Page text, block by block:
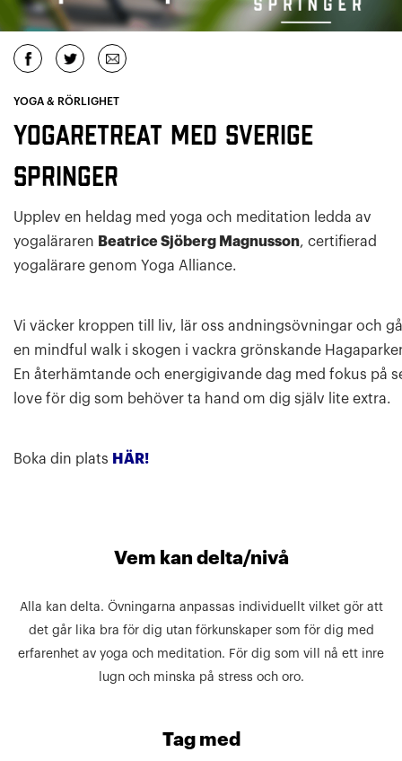
YOGA & RÖRLIGHET
Yogaretreat med Sverige
Springer
Upplev en heldag med yoga och meditation ledda av
yogaläraren Beatrice Sjöberg Magnusson, certifierad
yogalärare genom Yoga Alliance.
Vi väcker kroppen till liv, lär oss andningsövningar och
en mindful walk i skogen i vackra grönskande
En återhämtande och energigivande dag med fokus på
love för dig som behöver ta hand om dig själv lite extra.
Boka din plats HÄR!
Vem kan delta/nivå
Alla kan delta. Övningarna anpassas individuellt vilket gör att
det går lika bra för dig utan förkunskaper som för dig med
erfarenhet av yoga och meditation. För dig som vill nå ett inre
lugn och minska på stress och oro.
Tag med